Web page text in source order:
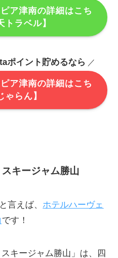
ア津南の詳細はこち
トラベル】
ポイント貯めるなら ／
ア津南の詳細はこち
ゃらん】
キージャム勝山
言えば、 ホテルハーヴェ
です！
スキージャム勝山」は、四